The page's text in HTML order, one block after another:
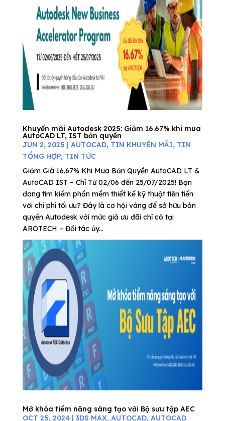
Khuyến mãi Autodesk 2025: Giảm 16.67% khi mua
AutoCAD LT, IST bản quyền
JUN 2, 2025 | AUTOCAD, TIN KHUYẾN MÃI, TIN
TỔNG HỢP, TIN TỨC
Giảm Giá 16.67% Khi Mua Bản Quyền AutoCAD LT &
AutoCAD IST – Chỉ Từ 02/06 đến 25/07/2025! Bạn
đang tìm kiếm phần mềm thiết kế kỹ thuật tiên tiến
với chi phí tối ưu? Đây là cơ hội vàng để sở hữu bản
quyền Autodesk với mức giá ưu đãi chỉ có tại
AROTECH – Đối tác ủy...
Mở khóa tiềm năng sáng tạo với Bộ sưu tập AEC
OCT 25, 2024| 3DS MAX, AUTOCAD, AUTOCAD